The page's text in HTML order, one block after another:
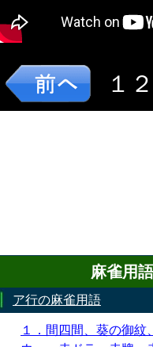
１
麻雀用
ア行の麻雀用語
１．間四間、葵の御